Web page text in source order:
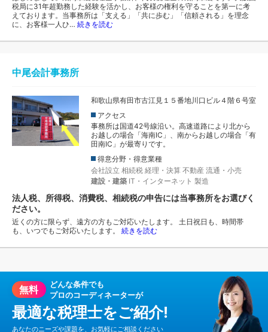
税局に31年超勤務した経験を活かし、お客様の権利を守ることを第一に考
えております。当事務所は「支える」「共に歩む」「信頼される」を理念
に、お客様一人ひ… 続きを読む
中尾会計事務所
和歌山県有田市古江見１５番地川口ビル４階６号室
アクセス
事務所は国道42号線沿い。高速道路により北から
お越しの場合「海南IC」、南からお越しの場合「有
田南IC」が最寄りです。
得意分野・得意業種
会社設立 相続税 経理・決算 不動産 流通・小売
建設・建築 IT・インターネット 製造
法人税、所得税、消費税、相続税の申告には当事務所をお選びく
ださい。
近くの方に限らず、遠方の方もご対応いたします。 土日祝日も、時間帯
も、いつでもご対応いたします。 続きを読む
無料
どんな条件でも
プロのコーディネーターが
最適な税理士をご紹介!
あなたのニーズや課題を、お気軽にご相談ください